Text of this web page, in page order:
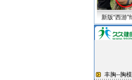
新版“西游”